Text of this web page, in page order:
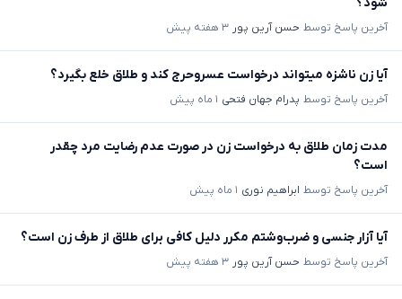
آخرین پاسخ توسط حسن آرین پور ۳ هفته پیش
آیا زن ناشزه میتواند درخواست عسروحرج کند و طلاق خلع بگیرد؟
آخرین پاسخ توسط پدرام جهان فتحی ۱ ماه پیش
مدت زمان طلاق به درخواست زن در صورت عدم رضایت مرد چقدر
است؟
آخرین پاسخ توسط ابراهیم نوری ۱ ماه پیش
آیا آزار جنسی و ضرب‌وشتم مکرر دلیل کافی برای طلاق از طرف زن است؟
آخرین پاسخ توسط حسن آرین پور ۳ هفته پیش